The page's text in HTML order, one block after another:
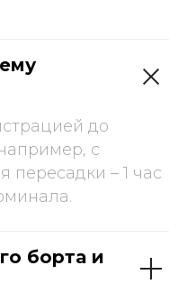
до
с
пересадки – 1 час
борта и